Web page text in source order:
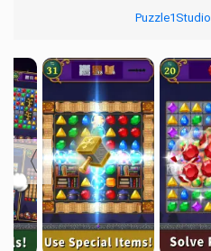
Puzzle1Studio
〉